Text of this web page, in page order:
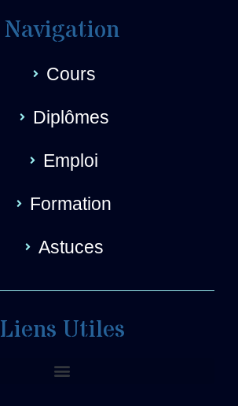
Navigation
Cours
Diplômes
Emploi
Formation
Astuces
Liens Utiles